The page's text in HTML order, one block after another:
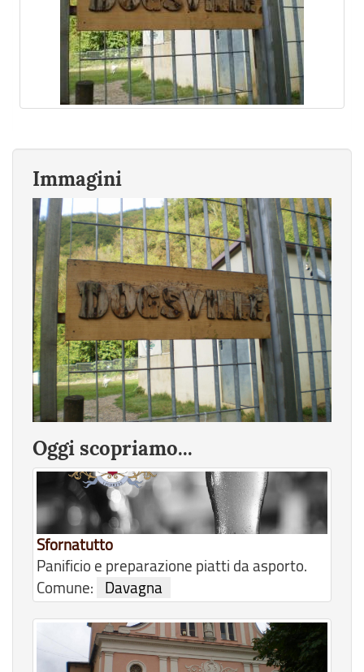
Immagini
Oggi scopriamo...
Sfornatutto
Panificio e preparazione piatti da asporto.
Comune:
Davagna